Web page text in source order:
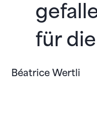
Béatrice Wertli
für